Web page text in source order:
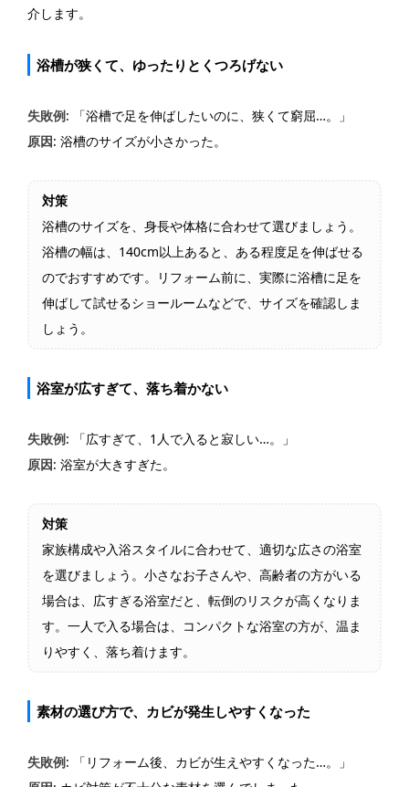
介します。
浴槽が狭くて、ゆったりとくつろげない
失敗例: 「浴槽で足を伸ばしたいのに、狭くて窮屈…。」
原因: 浴槽のサイズが小さかった。
対策
浴槽のサイズを、身長や体格に合わせて選びましょう。
浴槽の幅は、140cm以上あると、ある程度足を伸ばせる
のでおすすめです。リフォーム前に、実際に浴槽に足を
伸ばして試せるショールームなどで、サイズを確認しま
しょう。
浴室が広すぎて、落ち着かない
失敗例: 「広すぎて、1人で入ると寂しい…。」
原因: 浴室が大きすぎた。
対策
家族構成や入浴スタイルに合わせて、適切な広さの浴室
を選びましょう。小さなお子さんや、高齢者の方がいる
場合は、広すぎる浴室だと、転倒のリスクが高くなりま
す。一人で入る場合は、コンパクトな浴室の方が、温ま
りやすく、落ち着けます。
素材の選び方で、カビが発生しやすくなった
失敗例: 「リフォーム後、カビが生えやすくなった…。」